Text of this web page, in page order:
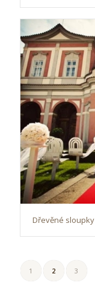
Dřevěné sloupky
1 2 3